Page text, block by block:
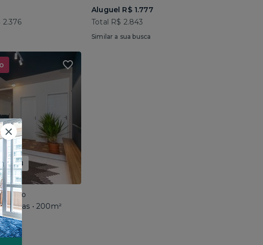
Aluguel R$ 1.777
Total R$ 2.843
Similar a sua busca
15/08
• 200m²
2.573